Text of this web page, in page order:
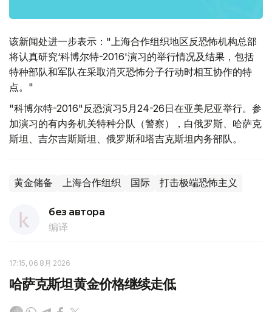
该新闻处进一步表示："上海合作组织地区反恐怖机构总部
将认真研究‘科博尔特-2016'演习的举行情况及结果，包括
特种部队和军队在采取消灭恐怖分子行动时相互协作的特
点。"
"科博尔特-2016"反恐演习5月24-26日在亚美尼亚举行。参
加演习的有内务机关特种分队（警察），白俄罗斯、哈萨克
斯坦、吉尔吉斯斯坦、俄罗斯和塔吉克斯坦内务部队。
黄金储备 上海合作组织 国际 打击极端恐怖主义
без автора
编译
17:15, 06 8月 2026
哈萨克斯坦黄金价格继续走低